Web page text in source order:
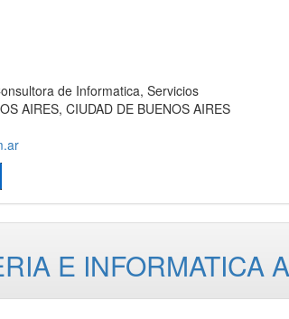
de Informatica, Servicios
AIRES, CIUDAD DE BUENOS AIRES
E INFORMATICA